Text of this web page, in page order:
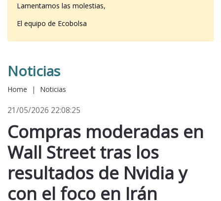
Lamentamos las molestias,
El equipo de Ecobolsa
Noticias
Home | Noticias
21/05/2026 22:08:25
Compras moderadas en
Wall Street tras los
resultados de Nvidia y
con el foco en Irán